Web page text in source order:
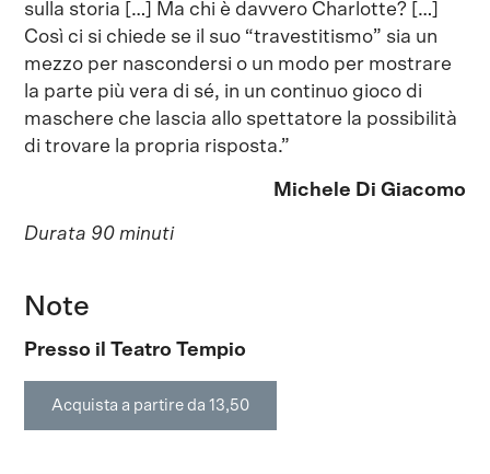
sulla storia […] Ma chi è davvero Charlotte? […]
Così ci si chiede se il suo “travestitismo” sia un
mezzo per nascondersi o un modo per mostrare
la parte più vera di sé, in un continuo gioco di
maschere che lascia allo spettatore la possibilità
di trovare la propria risposta.”
Michele Di Giacomo
Durata 90 minuti
Note
Presso il Teatro Tempio
Acquista a partire da 13,50